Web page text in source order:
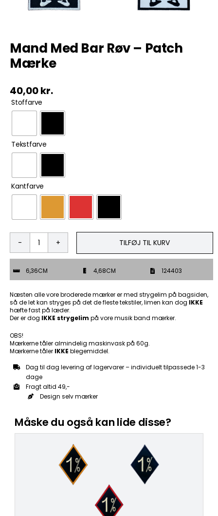
ØL & Spiritus
Tøj & Andre Varer
Mand Med Bar Røv – Patch
Mærke
40,00kr.
Stoffarve
Tekstfarve
Kantfarve
Mand
Med
Røv
-
Patch
Mærke
antal
TILFØJ TIL KURV
6,36CM 4,68CM 124403
Næsten alle vore broderede mærker er med strygelim på bagsiden,
så de let kan stryges på det de fleste tekstiler, limen kan dog IKKE
hæfte fast på læder.
Der er dog IKKE strygelim på vore musik band mærker.
OBS!
Mærkerne tåler almindelig maskinvask på 60g.
Mærkerne tåler IKKE blegemiddel.
Dag til dag levering af lagervarer – individuelt tilpassede 1-3
dage
Fragt altid 49,-
Design selv mærker
Måske du også kan lide disse?